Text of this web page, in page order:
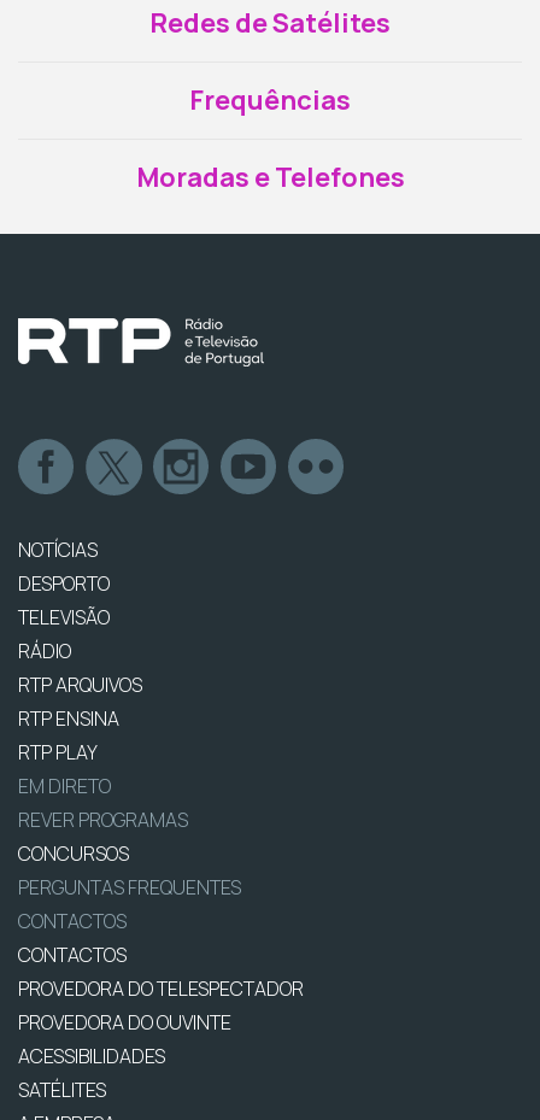
Redes de Satélites
Frequências
Moradas e Telefones
NOTÍCIAS
DESPORTO
TELEVISÃO
RÁDIO
RTP ARQUIVOS
RTP ENSINA
RTP PLAY
EM DIRETO
REVER PROGRAMAS
CONCURSOS
PERGUNTAS FREQUENTES
CONTACTOS
CONTACTOS
PROVEDORA DO TELESPECTADOR
PROVEDORA DO OUVINTE
ACESSIBILIDADES
SATÉLITES